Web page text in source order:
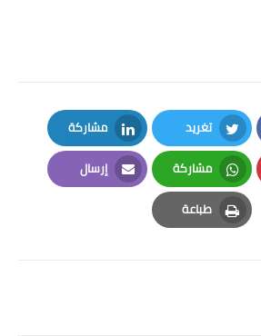
تغريد
Twitter
مشاركة
LinkedIn
مشاركة
Whatsapp
إرسال
Email
طباعة
Print